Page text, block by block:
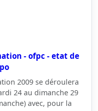
- ofpc - etat de
2009 se déroulera
24 au dimanche 29
avec, pour la